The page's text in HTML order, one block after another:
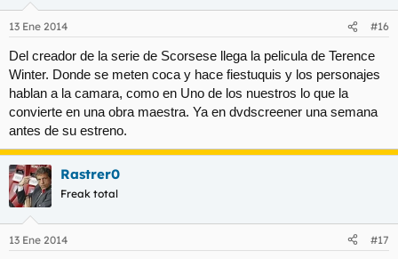
13 Ene 2014 #16
Del creador de la serie de Scorsese llega la pelicula de Terence
Winter. Donde se meten coca y hace fiestuquis y los personajes
hablan a la camara, como en Uno de los nuestros lo que la
convierte en una obra maestra. Ya en dvdscreener una semana
antes de su estreno.
Rastrer0
Freak total
13 Ene 2014 #17